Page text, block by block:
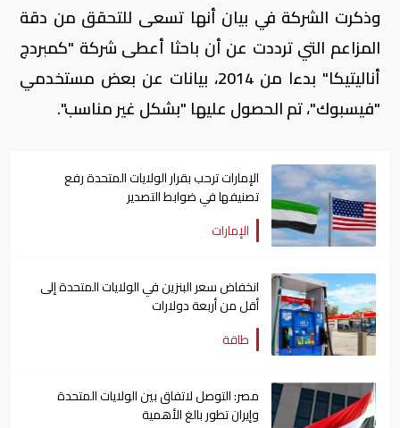
وذكرت الشركة في بيان أنها تسعى للتحقق من دقة
المزاعم التي ترددت عن أن باحثا أعطى شركة "كمبردج
أناليتيكا" بدءا من 2014، بيانات عن بعض مستخدمي
"فيسبوك"، تم الحصول عليها "بشكل غير مناسب".
الإمارات ترحب بقرار الولايات المتحدة رفع
تصنيفها في ضوابط التصدير
الإمارات
انخفاض سعر البنزين في الولايات المتحدة إلى
أقل من أربعة دولارات
طاقة
مصر: التوصل لاتفاق بين الولايات المتحدة
وإيران تطور بالغ الأهمية